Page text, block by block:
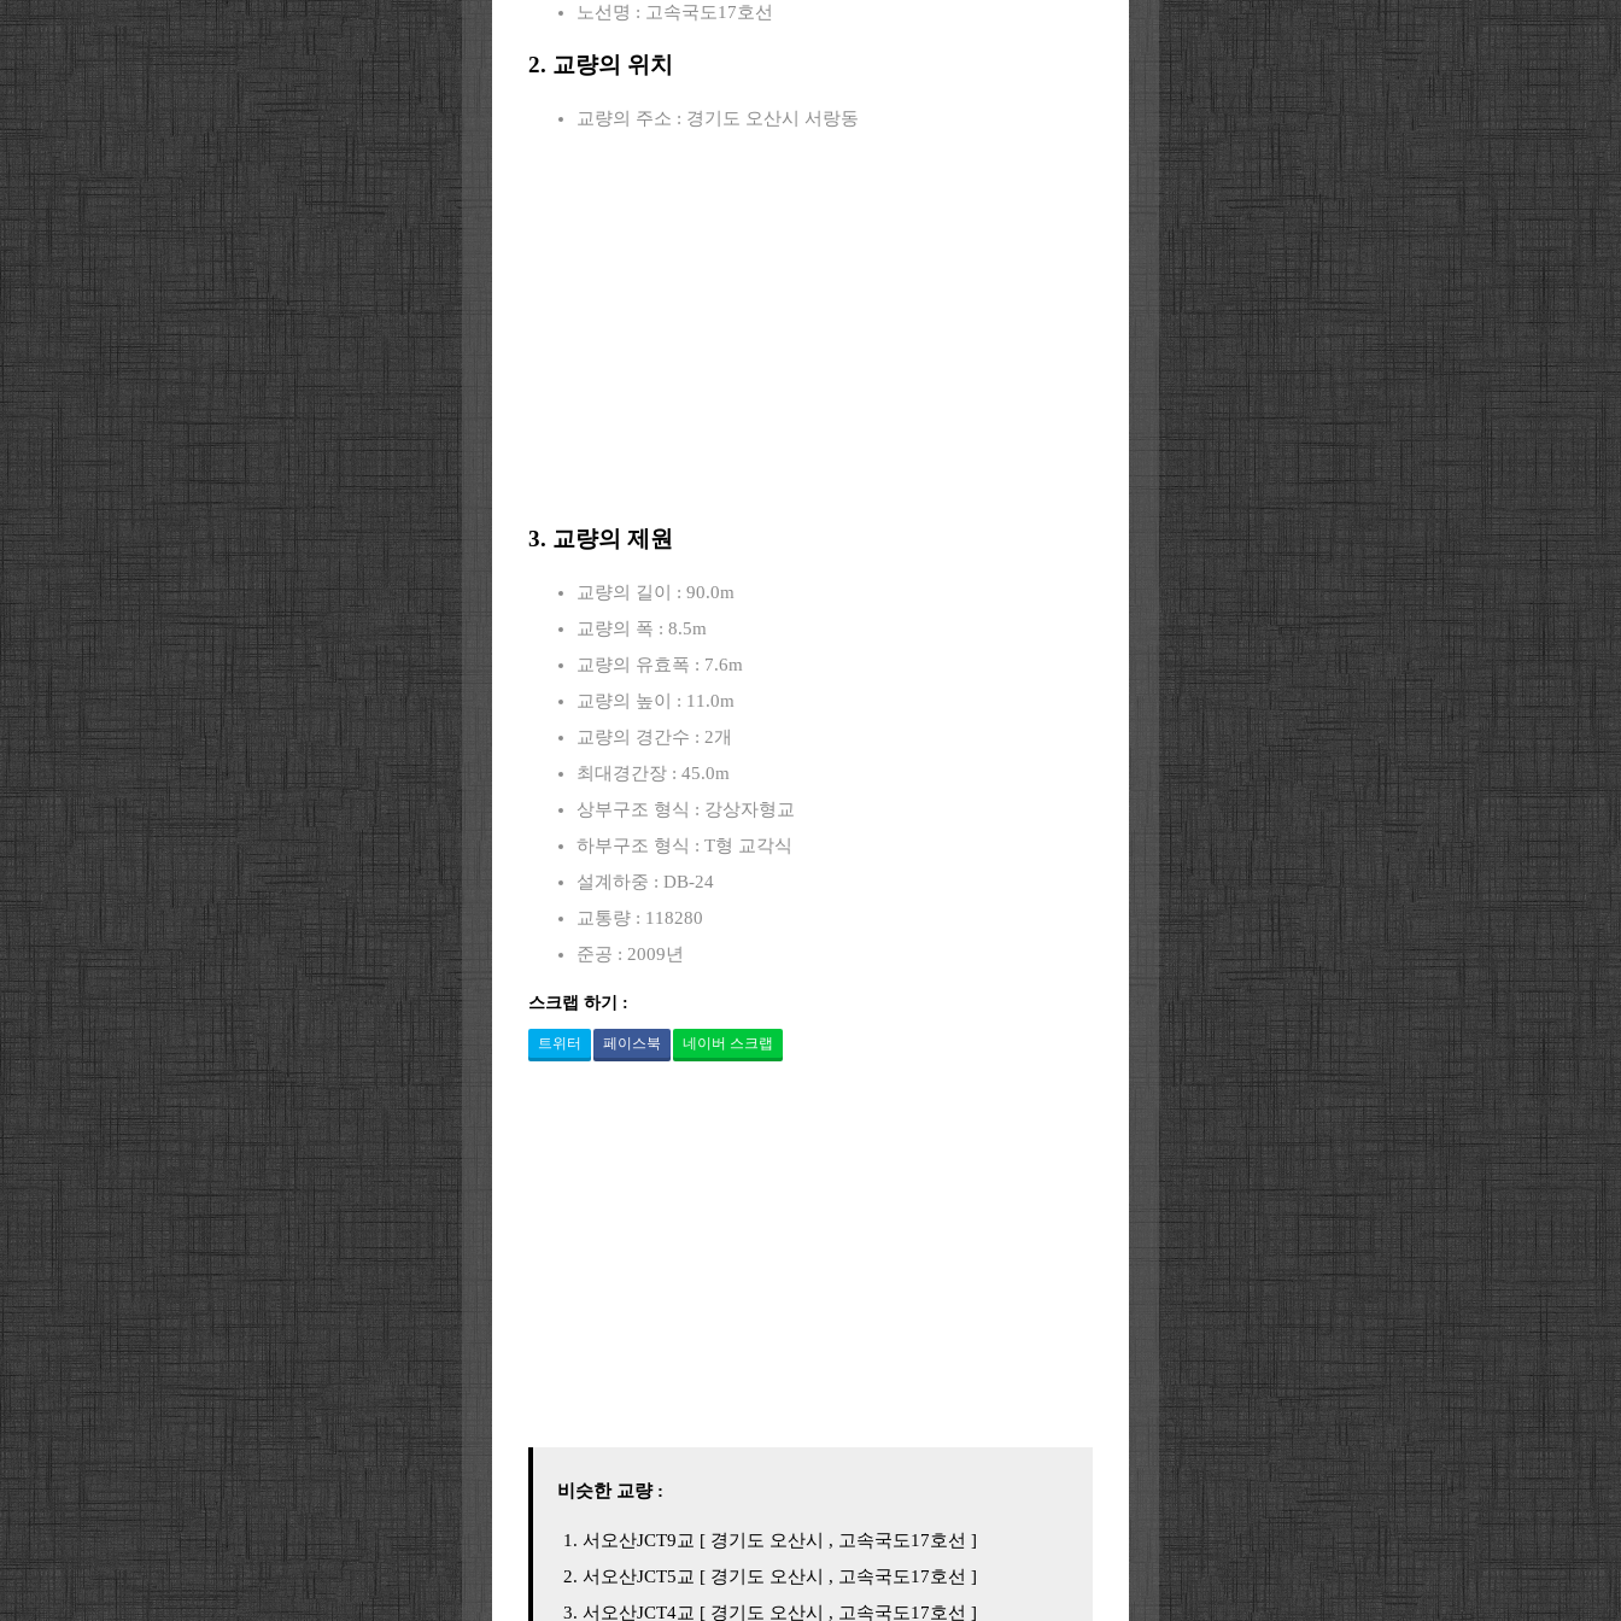
노선명 : 고속국도17호선
2. 교량의 위치
교량의 주소 : 경기도 오산시 서랑동
3. 교량의 제원
교량의 길이 : 90.0m
교량의 폭 : 8.5m
교량의 유효폭 : 7.6m
교량의 높이 : 11.0m
교량의 경간수 : 2개
최대경간장 : 45.0m
상부구조 형식 : 강상자형교
하부구조 형식 : T형 교각식
설계하중 : DB-24
교통량 : 118280
준공 : 2009년
스크랩 하기 :
트위터 페이스북 네이버 스크랩
비슷한 교량 :
서오산JCT9교 [ 경기도 오산시 , 고속국도17호선 ]
서오산JCT5교 [ 경기도 오산시 , 고속국도17호선 ]
서오산JCT4교 [ 경기도 오산시 , 고속국도17호선 ]